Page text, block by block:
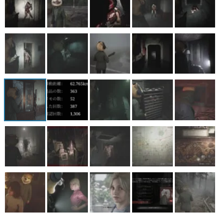
女性向け
アプリレビュー
その他
電ファミニコゲーマーとは？
運営：株式会社マレ